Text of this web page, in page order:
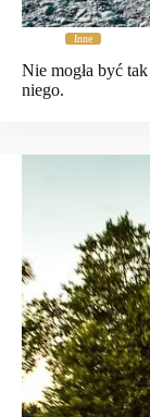
Inne
Nie mogła być
niego.